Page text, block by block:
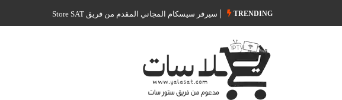
TRENDING سيرفر سيسكام المجاني المقدم من فريق Store SAT